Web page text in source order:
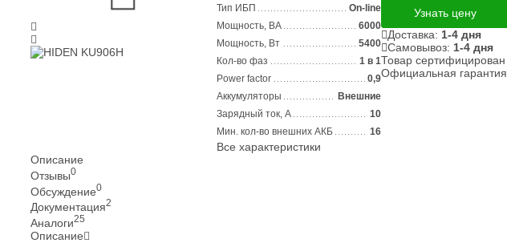
Тип ИБП
On-line
Мощность, ВА
6000
Мощность, Вт
5400
Кол-во фаз
1 в 1
Power factor
0,9
Аккумуляторы
Внешние
Зарядный ток, А
10
Мин. кол-во внешних АКБ
16
Все характеристики
Узнать цену
Доставка: 1-4 дня
Самовывоз: 1-4 дня
Товар сертифицирован
Официальная гарантия
Описание
Отзывы0
Обсуждение0
Документация2
Аналоги25
Описание